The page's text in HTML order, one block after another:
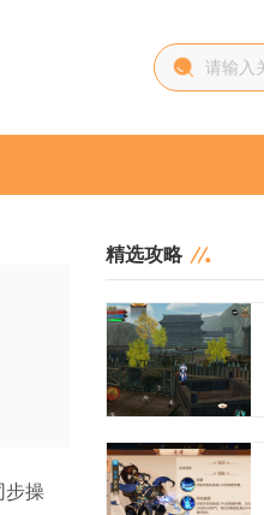
步操
精选攻略